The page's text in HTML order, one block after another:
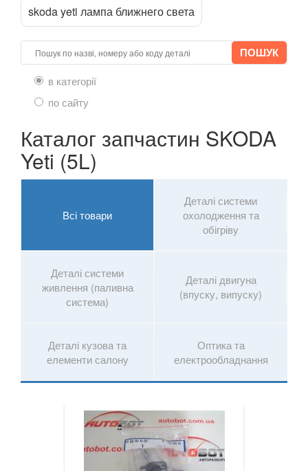
skoda yeti лампа ближнего света
в категорії
по сайту
Каталог запчастин SKODA
Yeti (5L)
Всі товари
Деталі системи
охолодження та
обігріву
Деталі системи
живлення (паливна
система)
Деталі двигуна
(впуску, випуску)
Деталі кузова та
елементи салону
Оптика та
електрообладнання